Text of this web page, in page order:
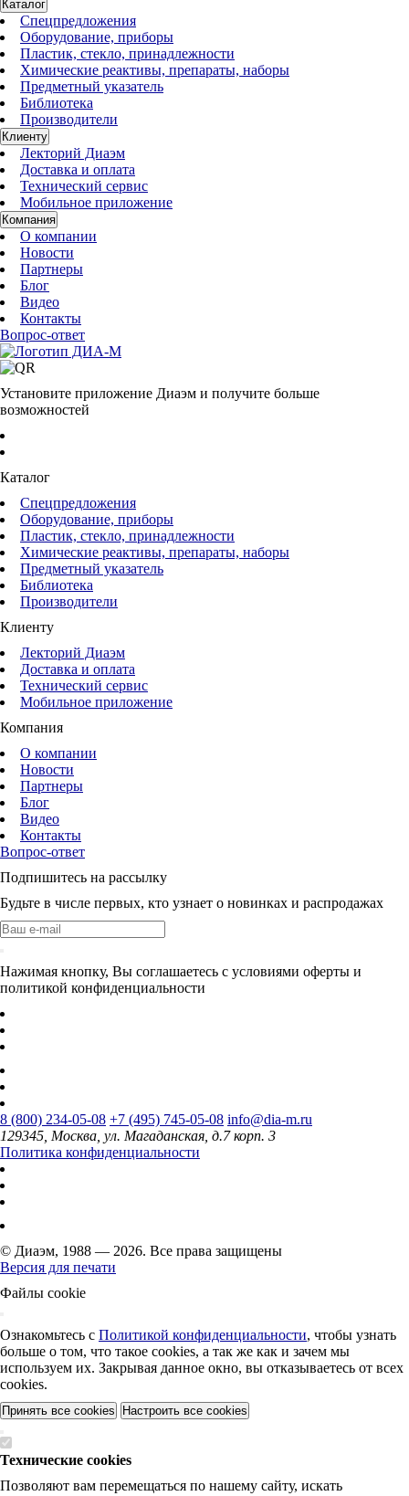
Каталог
Спецпредложения
Оборудование, приборы
Пластик, стекло, принадлежности
Химические реактивы, препараты, наборы
Предметный указатель
Библиотека
Производители
Клиенту
Лекторий Диаэм
Доставка и оплата
Технический сервис
Мобильное приложение
Компания
О компании
Новости
Партнеры
Блог
Видео
Контакты
Вопрос-ответ
Установите приложение Диаэм и получите больше
возможностей
Каталог
Спецпредложения
Оборудование, приборы
Пластик, стекло, принадлежности
Химические реактивы, препараты, наборы
Предметный указатель
Библиотека
Производители
Клиенту
Лекторий Диаэм
Доставка и оплата
Технический сервис
Мобильное приложение
Компания
О компании
Новости
Партнеры
Блог
Видео
Контакты
Вопрос-ответ
Подпишитесь на рассылку
Будьте в числе первых, кто узнает о новинках и распродажах
Нажимая кнопку, Вы соглашаетесь с условиями оферты и
политикой конфиденциальности
8 (800) 234-05-08 +7 (495) 745-05-08 info@dia-m.ru
129345, Москва, ул. Магаданская, д.7 корп. 3
Политика конфиденциальности
© Диаэм, 1988 — 2026. Все права защищены
Версия для печати
Файлы cookie
Ознакомьтесь с Политикой конфиденциальности, чтобы узнать
больше о том, что такое cookies, а так же как и зачем мы
используем их. Закрывая данное окно, вы отказываетесь от всех
cookies.
Принять все cookies Настроить все cookies
Технические cookies
Позволяют вам перемещаться по нашему сайту, искать